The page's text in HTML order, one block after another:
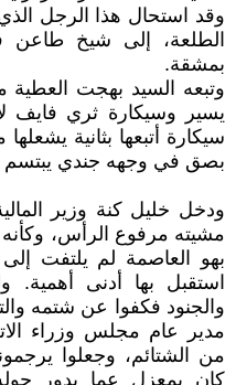
وقد استحال هذا الرجل
الطلعة، إلى شيخ طاعن
بمشقة.
وتبعه السيد بهجت العطية
يسير وسيكارة ثري فايف
سيكارة أتبعها بثانية
بصق في وجهه جندي يبتسم
ودخل خليل كنة وزير
مشيته مرفوع الرأس،
بهو العاصمة لم يلتفت
استقبل بها أدنى
والجنود فكفوا عن شتمه
مدير عام مجلس وزراء
من الشتائم، وجعلوا
كان بمعزل عما يدور